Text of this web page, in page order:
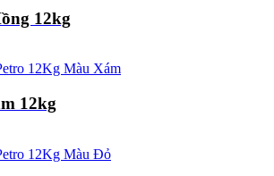
12kg
12kg